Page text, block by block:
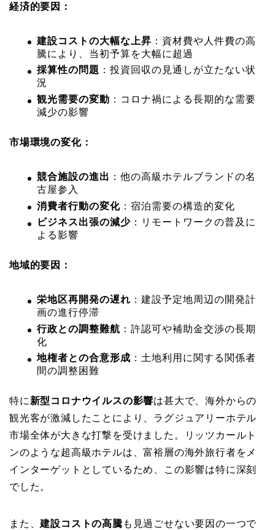
経済的要因：
建設コストの大幅な上昇 ：資材費や人件費の高
騰により、当初予算を大幅に超過
採算性の問題 ：投資回収の見通しが立たない状
況
観光需要の変動 ：コロナ禍による長期的な需要
減少の影響
市場環境の変化：
競合施設の進出 ：他の高級ホテルブランドの名
古屋参入
消費者行動の変化 ：宿泊需要の構造的変化
ビジネス出張の減少 ：リモートワークの普及に
よる影響
地域的要因：
栄地区再開発の遅れ ：建設予定地周辺の開発計
画の進行停滞
行政との調整難航 ：許認可や補助金交渉の長期
化
地権者との合意形成 ：土地利用に関する関係者
間の調整困難
特に 新型コロナウイルスの影響は甚大で、海外からの
観光客が激減したことにより、ラグジュアリーホテル
市場全体が大きな打撃を受けました。リッツカールト
ンのような超高級ホテルは、富裕層の海外旅行者をメ
インターゲットとしているため、この影響は特に深刻
でした。
また、建設コストの高騰 も見過ごせない要因の一つで